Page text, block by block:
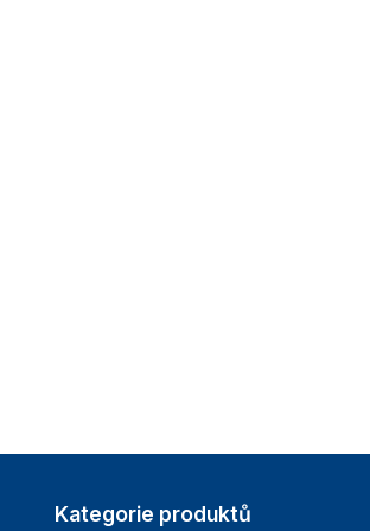
Kategorie produktů